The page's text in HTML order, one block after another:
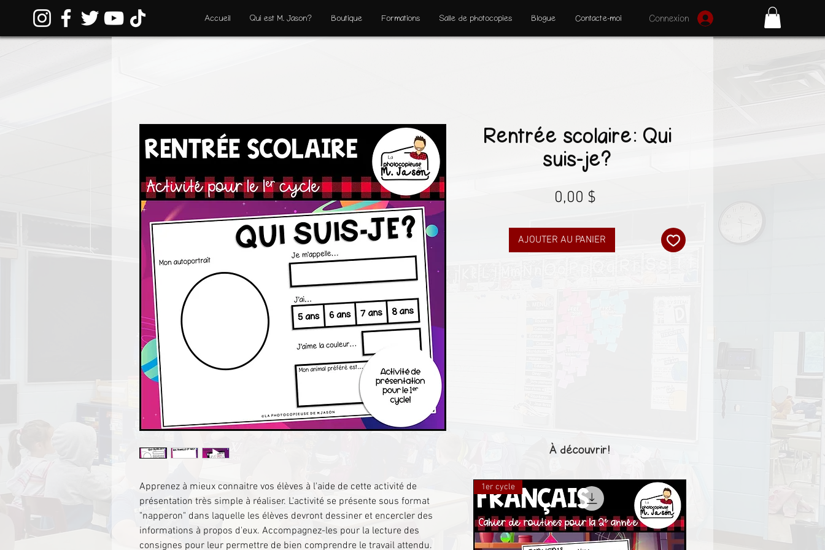
Accueil Qui est M. Jason? Boutique Formations Salle de photocopies Blogue Contacte-moi Connexion
Apprenez à mieux connaitre vos élèves à l'aide de cette activité de
présentation très simple à réaliser. L'activité se présente sous format
"napperon" dans laquelle les élèves devront dessiner et encercler des
informations à propos d'eux. Accompagnez-les pour la lecture des
consignes pour leur permettre de bien comprendre le travail attendu.
Rentrée scolaire: Qui
suis-je?
0,00 $
AJOUTER AU PANIER
À découvrir!
1er cycle